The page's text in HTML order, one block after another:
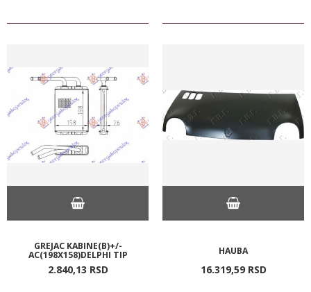
GREJAC KABINE(B)+/-
AC(198X158)DELPHI TIP
2.840,13 RSD
HAUBA
16.319,59 RSD